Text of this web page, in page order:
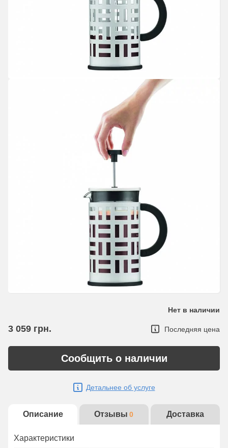
Нет в наличии
3 059 грн. Последняя цена
Сообщить о наличии
Детальнее об услуге
Описание Отзывы 0 Доставка
Характеристики